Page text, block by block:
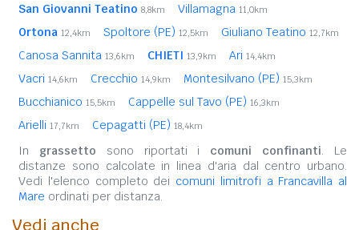
San Giovanni Teatino 8,8km Villamagna 11,0km
Ortona 12,4km Spoltore (PE) 12,5km Giuliano Teatino 12,7km
Canosa Sannita 13,6km CHIETI 13,9km Ari 14,4km
Vacri 14,6km Crecchio 14,9km Montesilvano (PE) 15,3km
Bucchianico 15,5km Cappelle sul Tavo (PE) 16,3km
Arielli 17,7km Cepagatti (PE) 18,4km
In grassetto sono riportati i comuni confinanti. Le
distanze sono calcolate in linea d'aria dal centro urbano.
Vedi l'elenco completo dei comuni limitrofi a Francavilla al
Mare ordinati per distanza.
Vedi anche